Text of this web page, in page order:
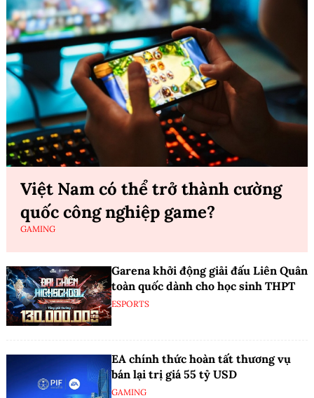
Việt Nam có thể trở thành cường
quốc công nghiệp game?
GAMING
Garena khởi động giải đấu Liên Quân
toàn quốc dành cho học sinh THPT
ESPORTS
EA chính thức hoàn tất thương vụ
bán lại trị giá 55 tỷ USD
GAMING